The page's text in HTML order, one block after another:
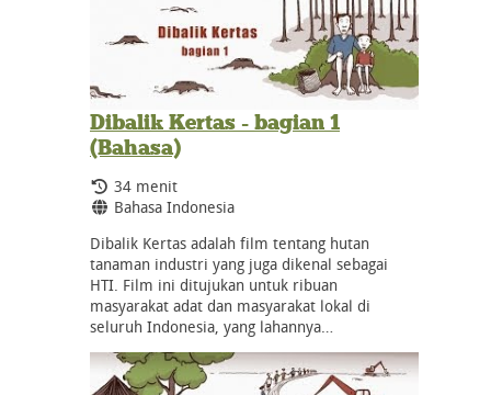
Dibalik Kertas - bagian 1
(Bahasa)
Durasi:
34 menit
Bahasa:
Bahasa Indonesia
Dibalik Kertas adalah film tentang hutan
tanaman industri yang juga dikenal sebagai
HTI. Film ini ditujukan untuk ribuan
masyarakat adat dan masyarakat lokal di
seluruh Indonesia, yang lahannya…